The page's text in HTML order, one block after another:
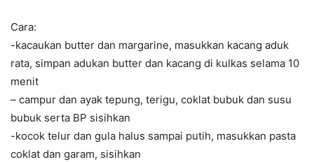
Cara:
-kacaukan butter dan margarine, masukkan kacang aduk
rata, simpan adukan butter dan kacang di kulkas selama 10
menit
– campur dan ayak tepung, terigu, coklat bubuk dan susu
bubuk serta BP sisihkan
-kocok telur dan gula halus sampai putih, masukkan pasta
coklat dan garam, sisihkan